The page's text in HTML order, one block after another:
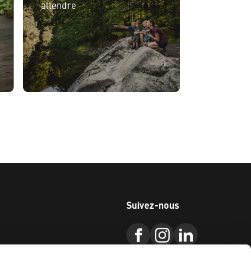
attendre
Suivez-nous